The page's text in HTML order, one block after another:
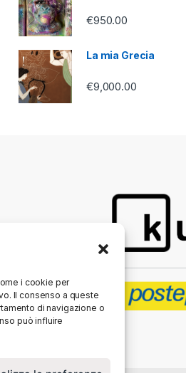
i cookie per
Il consenso a queste
di navigazione o
può influire
€950.00
La mia Grecia
€9,000.00